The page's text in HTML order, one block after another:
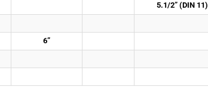
5.1/2” (DIN 11)
6”